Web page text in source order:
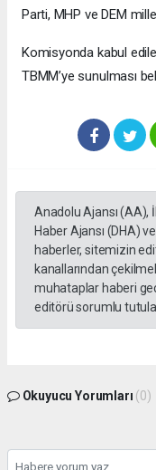
Parti, MHP ve DEM
Komisyonda kabul
TBMM’ye sunulması
Anadolu Ajansı (AA),
Haber Ajansı (DHA)
haberler, sitemizin
kanallarından
muhataplar haberi
editörü sorumlu
Okuyucu Yorumları (0)